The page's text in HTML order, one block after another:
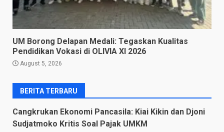
UM Borong Delapan Medali: Tegaskan Kualitas
Pendidikan Vokasi di OLIVIA XI 2026
August 5, 2026
BERITA TERBARU
Cangkrukan Ekonomi Pancasila: Kiai Kikin dan Djoni
Sudjatmoko Kritis Soal Pajak UMKM